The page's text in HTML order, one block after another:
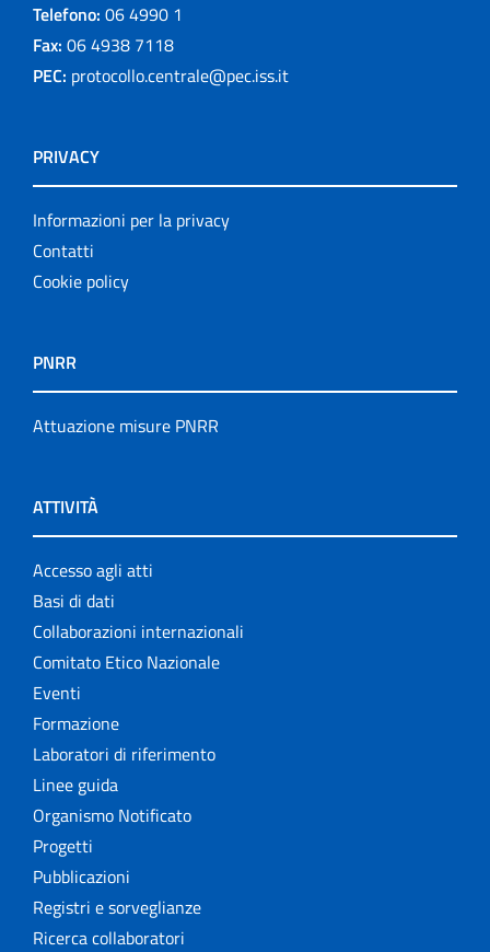
Telefono: 06 4990 1
Fax: 06 4938 7118
PEC: protocollo.centrale@pec.iss.it
PRIVACY
Informazioni per la privacy
Contatti
Cookie policy
PNRR
Attuazione misure PNRR
ATTIVITÀ
Accesso agli atti
Basi di dati
Collaborazioni internazionali
Comitato Etico Nazionale
Eventi
Formazione
Laboratori di riferimento
Linee guida
Organismo Notificato
Progetti
Pubblicazioni
Registri e sorveglianze
Ricerca collaboratori